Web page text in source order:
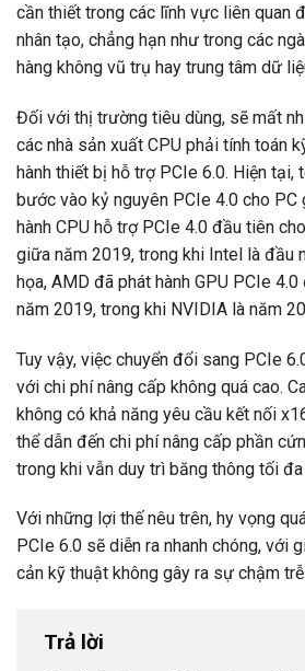
cần thiết trong các lĩnh vực liên quan
nhân tạo, chẳng hạn như trong các
hàng không vũ trụ hay trung tâm dữ
Đối với thị trường tiêu dùng, sẽ mất
các nhà sản xuất CPU phải tính toán
hành thiết bị hỗ trợ PCIe 6.0. Hiện tại,
bước vào kỷ nguyên PCIe 4.0 cho PC
hành CPU hỗ trợ PCIe 4.0 đầu tiên
giữa năm 2019, trong khi Intel là đầu
họa, AMD đã phát hành GPU PCIe
năm 2019, trong khi NVIDIA là năm
Tuy vậy, việc chuyển đổi sang PCIe
với chi phí nâng cấp không quá cao.
không có khả năng yêu cầu kết nối
thể dẫn đến chi phí nâng cấp phần
trong khi vẫn duy trì băng thông tối
Với những lợi thế nêu trên, hy vọng
PCIe 6.0 sẽ diễn ra nhanh chóng, với
cản kỹ thuật không gây ra sự chậm
Trả lời